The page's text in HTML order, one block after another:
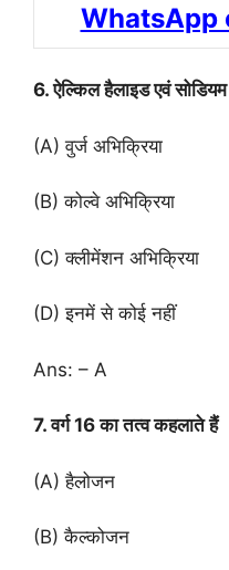
WhatsApp
6. ऐल्किल हैलाइड एवं
(A) वुर्ज अभिक्रिया
(B) कोल्वे अभिक्रिया
(C) क्लीमेंशन अभिक्रिया
(D) इनमें से कोई नहीं
Ans: – A
7. वर्ग 16 का तत्व कहलाते हैं
(A) हैलोजन
(B) कैल्कोजन